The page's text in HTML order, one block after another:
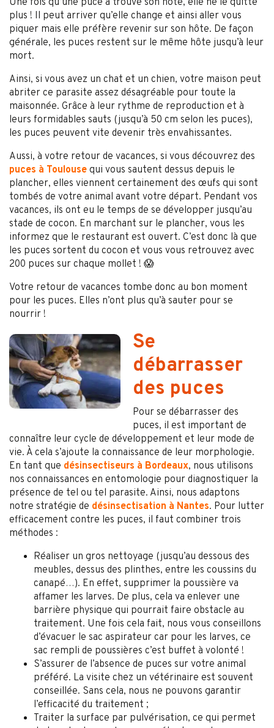
plus ! Il peut arriver qu’elle change et ainsi aller vous
piquer mais elle préfère revenir sur son hôte. De façon
générale, les puces restent sur le même hôte jusqu’à leur
mort.
Ainsi, si vous avez un chat et un chien, votre maison peut
abriter ce parasite assez désagréable pour toute la
maisonnée. Grâce à leur rythme de reproduction et à
leurs formidables sauts (jusqu’à 50 cm selon les puces),
les puces peuvent vite devenir très envahissantes.
Aussi, à votre retour de vacances, si vous découvrez des
puces à Toulouse qui vous sautent dessus depuis le
plancher, elles viennent certainement des œufs qui sont
tombés de votre animal avant votre départ. Pendant vos
vacances, ils ont eu le temps de se développer jusqu’au
stade de cocon. En marchant sur le plancher, vous les
informez que le restaurant est ouvert. C’est donc là que
les puces sortent du cocon et vous vous retrouvez avec
200 puces sur chaque mollet ! 😱
Votre retour de vacances tombe donc au bon moment
pour les puces. Elles n’ont plus qu’à sauter pour se
nourrir !
Se
débarrasser
des puces
Pour se débarrasser des
puces, il est important de
connaître leur cycle de développement et leur mode de
vie. À cela s’ajoute la connaissance de leur morphologie.
En tant que désinsectiseurs à Bordeaux, nous utilisons
nos connaissances en entomologie pour diagnostiquer la
présence de tel ou tel parasite. Ainsi, nous adaptons
notre stratégie de désinsectisation à Nantes. Pour lutter
efficacement contre les puces, il faut combiner trois
méthodes :
Réaliser un gros nettoyage (jusqu’au dessous des
meubles, dessus des plinthes, entre les coussins du
canapé…). En effet, supprimer la poussière va
affamer les larves. De plus, cela va enlever une
barrière physique qui pourrait faire obstacle au
traitement. Une fois cela fait, nous vous conseillons
d’évacuer le sac aspirateur car pour les larves, ce
sac rempli de poussières c’est buffet à volonté !
S’assurer de l’absence de puces sur votre animal
préféré. La visite chez un vétérinaire est souvent
conseillée. Sans cela, nous ne pouvons garantir
l’efficacité du traitement ;
Traiter la surface par pulvérisation, ce qui permet